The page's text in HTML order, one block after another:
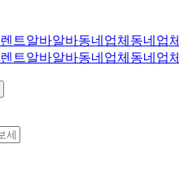
렌트알바알바동네업체 동네업체
렌트알바알바동네업체 동네업체